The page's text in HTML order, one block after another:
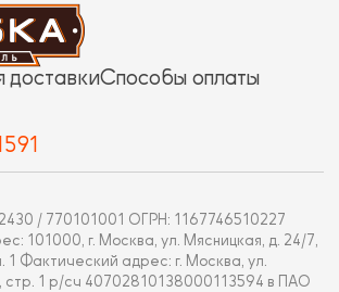
доставкиСпособы оплаты
/ 770101001 ОГРН: 1167746510227
101000, г. Москва, ул. Мясницкая, д. 24/7,
1 Фактический адрес: г. Москва, ул.
стр. 1 р/сч 40702810138000113594 в ПАО